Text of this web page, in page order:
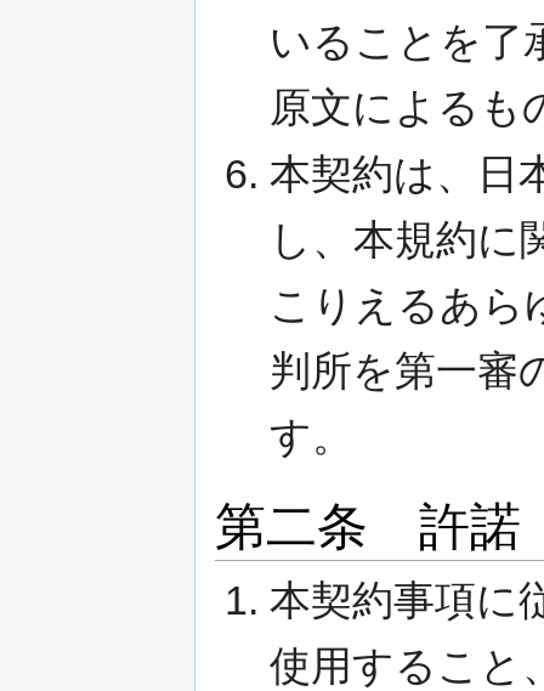
いることを了
原文によるも
本契約は、日
し、本規約に
こりえるあら
判所を第一審
す。
第二条 許諾
本契約事項に
使用すること